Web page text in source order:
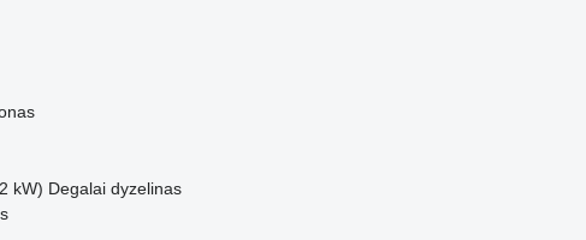
kW) Degalai dyzelinas